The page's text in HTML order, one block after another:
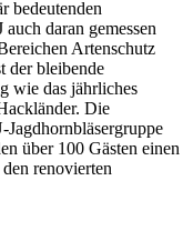
bedeutenden
daran gemessen
Artenschutz
der bleibende
wie das jährliches
Die
über 100 Gästen einen
renovierten